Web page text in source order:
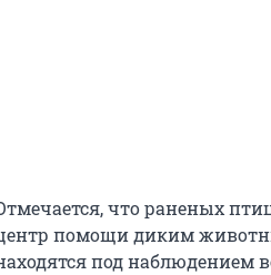
что раненых
помощи диким
под наблюдением